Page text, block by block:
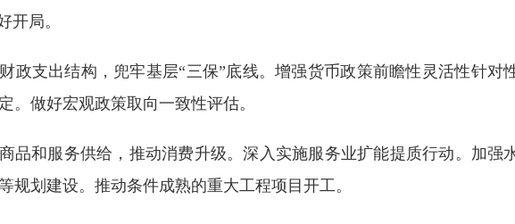
开局。
政支出结构，兜牢基层“三保”底线。增强货币政策前瞻性灵活性针对
。做好宏观政策取向一致性评估。
品和服务供给，推动消费升级。深入实施服务业扩能提质行动。加强
划建设。推动条件成熟的重大工程项目开工。